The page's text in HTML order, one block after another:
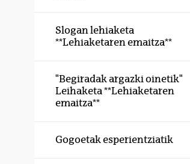
Slogan lehiaketa
**Lehiaketaren emaitza**
"Begiradak argazki oinetik"
Leihaketa **Lehiaketaren
emaitza**
Gogoetak esperientziatik